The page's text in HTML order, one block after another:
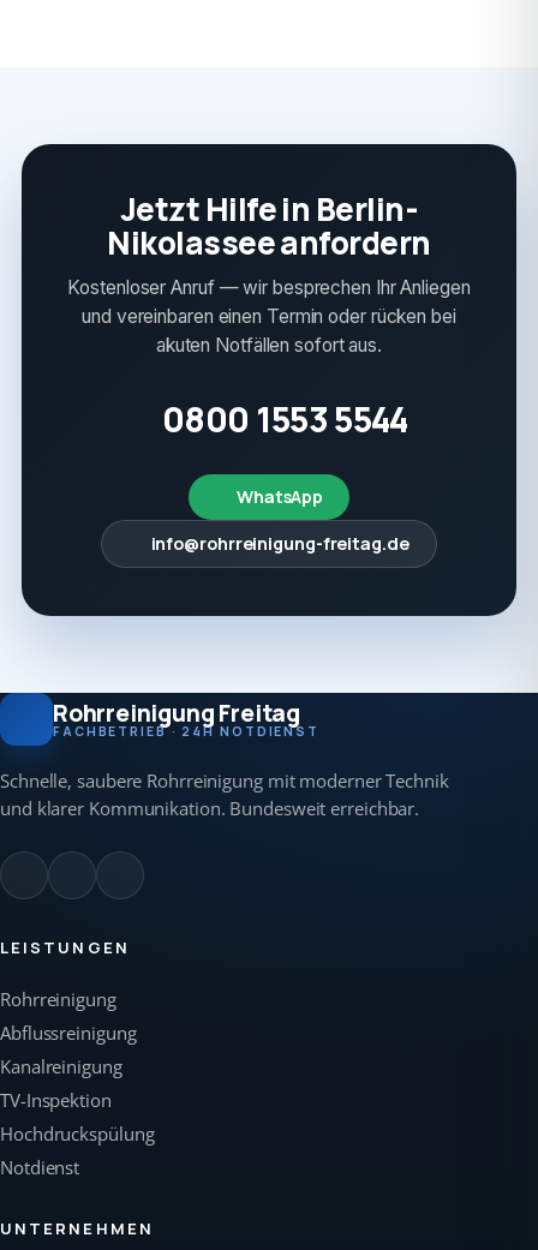
Jetzt Hilfe in Berlin-
Nikolassee anfordern
Kostenloser Anruf — wir besprechen Ihr Anliegen
und vereinbaren einen Termin oder rücken bei
akuten Notfällen sofort aus.
0800 1553 5544
WhatsApp
info@rohrreinigung-freitag.de
Rohrreinigung Freitag
FACHBETRIEB · 24H NOTDIENST
Schnelle, saubere Rohrreinigung mit moderner Technik
und klarer Kommunikation. Bundesweit erreichbar.
LEISTUNGEN
Rohrreinigung
Abflussreinigung
Kanalreinigung
TV-Inspektion
Hochdruckspülung
Notdienst
UNTERNEHMEN